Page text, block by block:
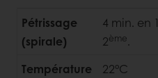
Pétrissage
(spirale)
4 min. en 1
2ème.
Température
22°C